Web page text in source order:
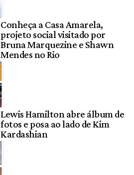
Conheça a Casa Amarela,
projeto social visitado por
Bruna Marquezine e Shawn
Mendes no Rio
Lewis Hamilton abre álbum de
fotos e posa ao lado de Kim
Kardashian